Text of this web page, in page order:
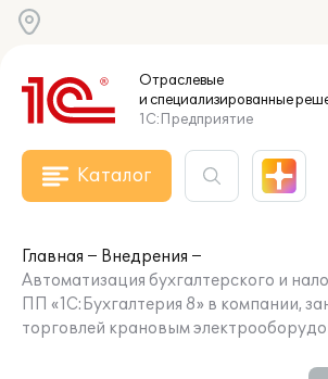
Отраслевые
и специализированные
1С:Предприятие
Каталог
Главная
Внедрения
Автоматизация бухгалтерского и
ПП «1С:Бухгалтерия 8» в компании,
торговлей крановым